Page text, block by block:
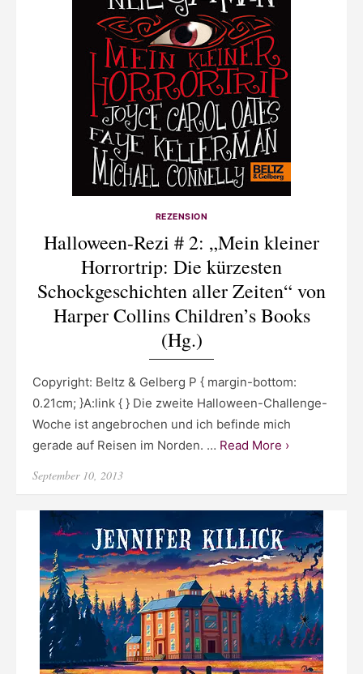
REZENSION
Halloween-Rezi # 2: „Mein kleiner
Horrortrip: Die kürzesten
Schockgeschichten aller Zeiten“ von
Harper Collins Children’s Books
(Hg.)
Copyright: Beltz & Gelberg P { margin-bottom:
0.21cm; }A:link { } Die zweite Halloween-Challenge-
Woche ist angebrochen und ich befinde mich
gerade auf Reisen im Norden. … Read More ›
Posted
September 10, 2013